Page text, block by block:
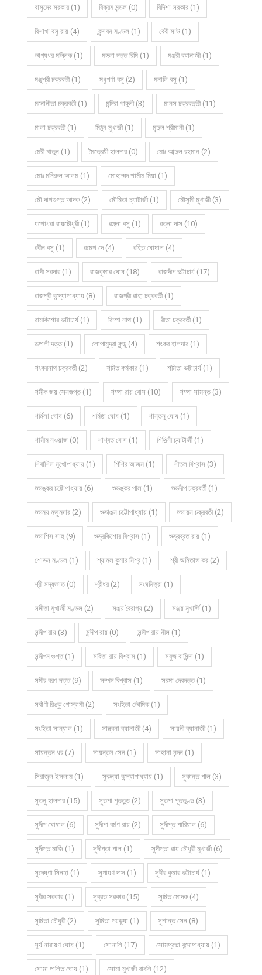
বাসুদেব সরকার (1) বিক্রম মন্ডল (0) বিদিশা সরকার (1)
বিশাখা বসু রায় (4) বৃন্দাবন মণ্ডল (1) বেবী সাউ (1)
ভাগ্যধর মল্লিক (1) মঙ্গলা দত্ত রিমি (1) মঞ্জরী ব্যানার্জী (1)
মঞ্জুশ্রী চক্রবর্তী (1) মধুপর্ণা বসু (2) মনালি বসু (1)
মনোনীতা চক্রবর্তী (1) মন্দিরা গাঙ্গুলী (3) মানস চক্রবর্ত্তী (11)
মালা চক্রবর্তী (1) মিঠুন মুখার্জী (1) মৃদুল শ্রীমানী (1)
মেরী খাতুন (1) মৈত্রেয়ী হালদার (0) মোঃ আব্দুল রহমান (2)
মোঃ মনিরুল আলম (1) মোহাম্মদ শামীম মিয়া (1)
মৌ দাশগুপ্ত আদক (2) মৌমিতা চ্যাটার্জী (1) মৌসুমী মুখার্জী (3)
যশোধরা রায়চৌধুরী (1) রঞ্জনা বসু (1) রত্না দাস (10)
রবীন বসু (1) রমেশ দে (4) রহিত ঘোষাল (4)
রাখী সরদার (1) রাজকুমার ঘোষ (18) রাজদীপ ভট্টাচার্য (17)
রাজশ্রী বন্দ্যোপাধ্যায় (8) রাজশ্রী রাহা চক্রবর্তী (1)
রামকিশোর ভট্টাচার্য (1) রিম্পা নাথ (1) রীতা চক্রবর্তী (1)
রূপালী দত্ত (1) লোপামুদ্রা কুন্ডু (4) শংকর হালদার (1)
শংকরনাথ চক্রবর্তী (2) শমিত কর্মকার (1) শমিতা ভট্টাচার্য (1)
শমীক জয় সেনগুপ্ত (1) শম্পা রায় বোস (10) শম্পা সামন্ত (3)
শর্মিলা ঘোষ (6) শর্মিষ্ঠা ঘোষ (1) শান্তনু ঘোষ (1)
শামীম নওয়াজ (0) শাশ্বত বোস (1) শিঞ্জিনী চ্যাটার্জী (1)
শিবাশিস মুখোপাধ্যায় (1) শিশির আজম (1) শীতল বিশ্বাস (3)
শুভঙ্কর চট্টোপাধ্যায় (6) শুভঙ্কর পাল (1) শুভদীপ চক্রবর্তী (1)
শুভময় মজুমদার (2) শুভাঞ্জন চট্টোপাধ্যায় (1) শুভায়ন চক্রবর্তী (2)
শুভাশিস সাহু (9) শুভ্রকিশোর বিশ্বাস (1) শুভ্রব্রত রায় (1)
শোভন মণ্ডল (1) শ্যামল কুমার মিশ্র (1) শ্রী অমিতাভ কর (2)
শ্রী সদ্যজাত (0) শ্রীধর (2) সংঘমিত্রা (1)
সঙ্গীতা মুখার্জী মণ্ডল (2) সঞ্জয় বৈরাগ্য (2) সঞ্জয় মুখার্জি (1)
সন্দীপ রায় (3) সন্দীপ রায় (0) সন্দীপ রায় নীল (1)
সন্দীপন গুপ্ত (1) সবিতা রায় বিশ্বাস (1) সবুজ বাসিন্দা (1)
সমীর বরণ দত্ত (9) সম্পদ বিশ্বাস (1) সরমা দেবদত্ত (1)
সর্বাণী রিঙ্কু গোস্বামী (2) সংহিতা ভৌমিক (1)
সংহিতা সান্যাল (1) সান্ত্বনা ব্যানার্জী (4) সায়নী ব্যানার্জী (1)
সায়ন্তন ধর (7) সায়ন্তন সেন (1) সাহানা নন্দন (1)
সিরাজুল ইসলাম (1) সুকন্যা বন্দ্যোপাধ্যায় (1) সুকান্ত পাল (3)
সুতনু হালদার (15) সুতপা পুততুন্ড (2) সুতপা পূততুণ্ড (3)
সুদীপ ঘোষাল (6) সুদীপা বর্মণ রায় (2) সুদীপ্ত পারিয়াল (6)
সুদীপ্ত মাজি (1) সুদীপ্তা পাল (1) সুদীপ্তা রায় চৌধুরী মুখার্জী (6)
সুদেষ্ণা সিনহা (1) সুপায়ণ দাস (1) সুবীর কুমার ভট্টাচার্য (1)
সুবীর সরকার (1) সুব্রত সরকার (15) সুমিত মোদক (4)
সুমিতা চৌধুরী (2) সুমিতা পয়ড়্যা (1) সুশান্ত সেন (8)
সূর্য নারায়ণ ঘোষ (1) সোনালি (17) সোমপ্রভা বন্দোপাধ্যায় (1)
সোমা পালিত ঘোষ (1) সোমা মুখার্জী বাবলি (12)